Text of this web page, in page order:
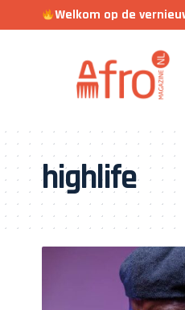
Welkom op de
highlife